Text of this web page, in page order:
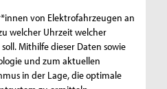
von Elektrofahrzeugen an
welcher Uhrzeit welcher
Mithilfe dieser Daten sowie
und zum aktuellen
in der Lage, die optimale